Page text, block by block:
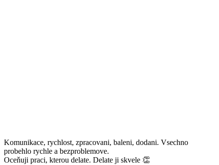
Komunikace, rychlost, zpracovani, baleni, dodani. Vsechno
probehlo rychle a bezproblemove.
Oceňuji praci, kterou delate. Delate ji skvele 👏